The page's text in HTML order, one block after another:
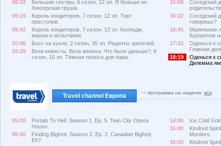
08:32
Большие сестры, 6 сезон, 12 эп. Я больше не
боксерская груша.
09:19
Король кондитеров, 7 сезон, 12 эп. Торт
престолов.
09:42
Король кондитеров, 7 сезон, 13 эп. Колледж,
вишни и испытания.
10:06
Босс на кухне, 2 сезон, 35 эп. Рецепты зрителей.
10:29
Виза невесты. Виза жениха. Что было дальше?, 8
сезон, 10 эп. Тёмная полоса для пары.
15:58
Соседский
16:22
Соседский
говоришь?
16:45
Маленькие
Курортное
17:32
Оденься к
Главная
18:19
Оденься к
Дилемма
Travel channel Европа программа на неделю: вся
05:00
Portals To Hell. Season 1. Ep. 5. Twin City Opera
House.
06:00
Finding Bigfoot. Season 2. Ep. 2. Canadian Bigfoot,
Eh?
14:00
Ice Cold
15:00
Kindred
Murders.
16:00
Kindred